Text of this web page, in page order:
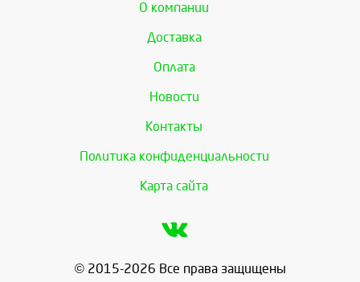
О компании
Доставка
Оплата
Новости
Контакты
Политика конфиденциальности
Карта сайта
© 2015-2026 Все права защищены